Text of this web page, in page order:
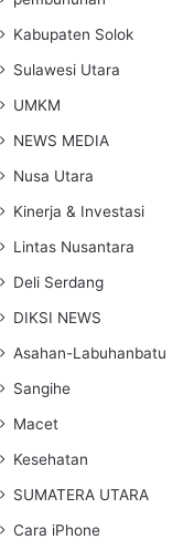
Kabupaten Solok
Sulawesi Utara
UMKM
NEWS MEDIA
Nusa Utara
Kinerja & Investasi
Lintas Nusantara
Deli Serdang
DIKSI NEWS
Asahan-Labuhanbatu
Sangihe
Macet
Kesehatan
SUMATERA UTARA
Cara iPhone